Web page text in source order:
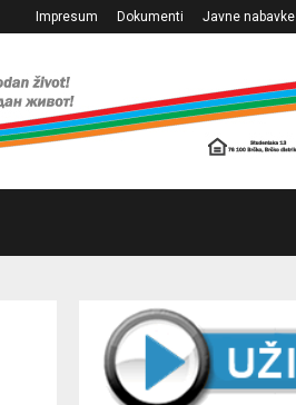
Impresum Dokumenti Javne nabavke